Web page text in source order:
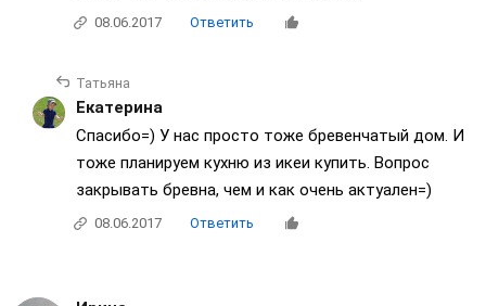
08.06.2017 Ответить
Татьяна
Екатерина
Спасибо=) У нас просто тоже бревенчатый дом. И
тоже планируем кухню из икеи купить. Вопрос
закрывать бревна, чем и как очень актуален=)
08.06.2017 Ответить